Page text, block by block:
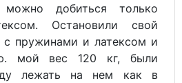
добиться только
Остановили свой
с пружинами и латексом и
мой вес 120 кг, были
лежать на нем как в